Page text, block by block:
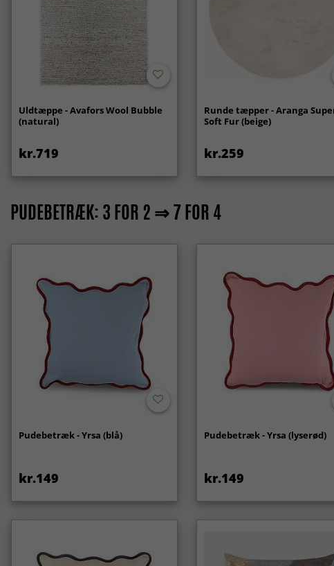
Uldtæppe - Avafors Wool Bubble
(natural)
kr.719
Runde tæpper - Aranga
Soft Fur (beige)
kr.259
PUDEBETRÆK: 3 FOR 2 ⇒ 7 FOR 4
Pudebetræk - Yrsa (blå)
kr.149
Pudebetræk - Yrsa (lyserød)
kr.149